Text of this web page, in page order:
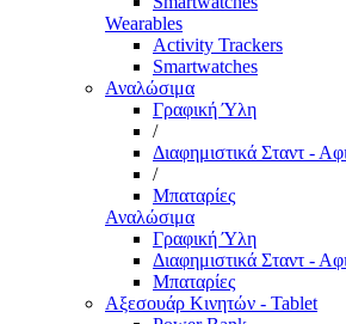
Wearables
Activity Trackers
Smartwatches
Αναλώσιμα
Γραφική Ύλη
/
Διαφημιστικά Σταντ -
/
Μπαταρίες
Αναλώσιμα
Γραφική Ύλη
Διαφημιστικά Σταντ -
Μπαταρίες
Αξεσουάρ Κινητών - Tablet